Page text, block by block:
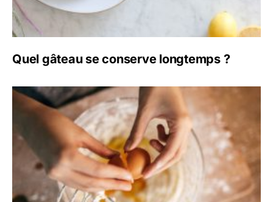
Quel gâteau se conserve longtemps ?